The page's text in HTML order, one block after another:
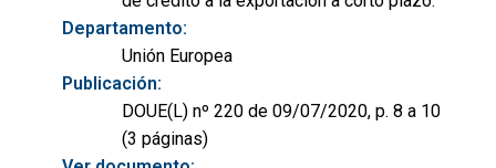
Departamento:
Unión Europea
Publicación:
DOUE(L) nº 220 de 09/07/2020, p. 8 a 10
(3 páginas)